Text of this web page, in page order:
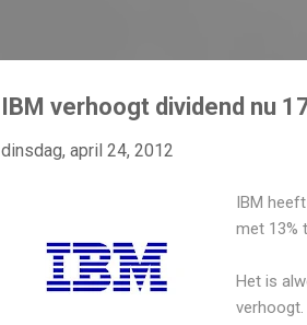
IBM verhoogt dividend nu
dinsdag, april 24, 2012
IBM
met 13%
Het is
verhoogt.